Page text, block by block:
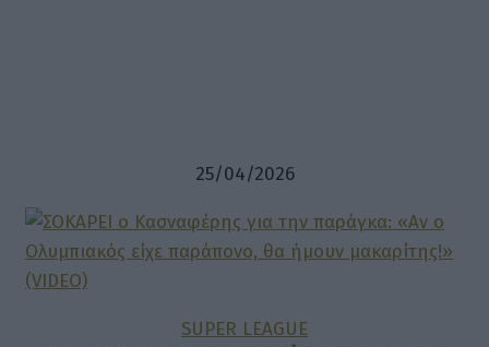
25/04/2026
SUPER LEAGUE